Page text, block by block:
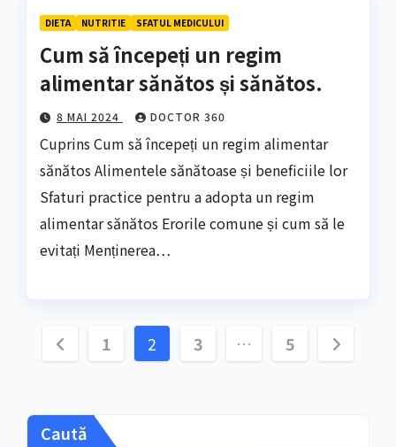
DIETA NUTRITIE SFATUL MEDICULUI
Cum să începeți un regim
alimentar sănătos și sănătos.
8 MAI 2024 DOCTOR 360
Cuprins Cum să începeți un regim alimentar
sănătos Alimentele sănătoase și beneficiile lor
Sfaturi practice pentru a adopta un regim
alimentar sănătos Erorile comune și cum să le
evitați Menținerea…
Paginație
1 2 3 … 5
Caută